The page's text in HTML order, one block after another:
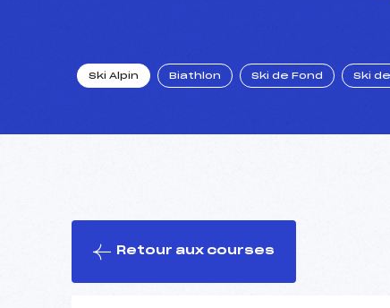
Ski Alpin Biathlon Ski de Fond Ski
Retour aux courses